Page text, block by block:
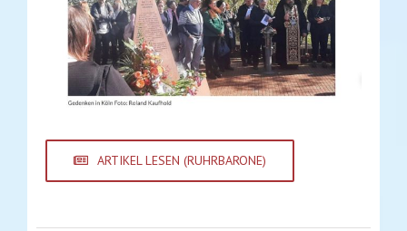
ARTIKEL LESEN (RUHRBARONE)